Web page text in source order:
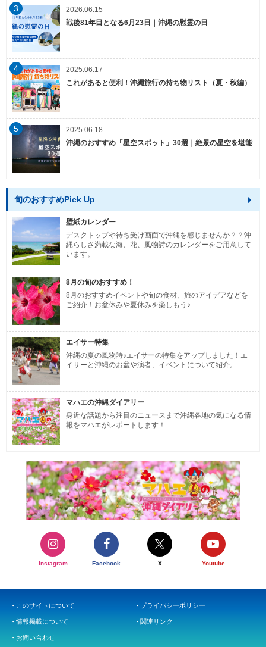
3
2026.06.15
戦後81年目となる6月23日｜沖縄の慰霊の日
4
2025.06.17
これがあると便利！沖縄旅行の持ち物リスト（夏・秋編）
5
2025.06.18
沖縄のおすすめ「星空スポット」30選｜絶景の星空を堪能
旬のおすすめPick Up
壁紙カレンダー
デスクトップや待ち受け画面で沖縄を感じませんか？？沖
縄らしさ満載な海、花、風物詩のカレンダーをご用意して
います。
8月の旬のおすすめ！
8月のおすすめイベントや旬の食材、旅のアイデアなどを
ご紹介！お盆休みや夏休みを楽しもう♪
エイサー特集
沖縄の夏の風物詩♪エイサーの特集をアップしました！エ
イサーと沖縄のお盆や演者、イベントについて紹介。
マハエの沖縄ダイアリー
身近な話題から注目のニュースまで沖縄各地の気になる情
報をマハエがレポートします！
Instagram Facebook X Youtube
このサイトについて プライバシーポリシー
情報掲載について 関連リンク
お問い合わせ